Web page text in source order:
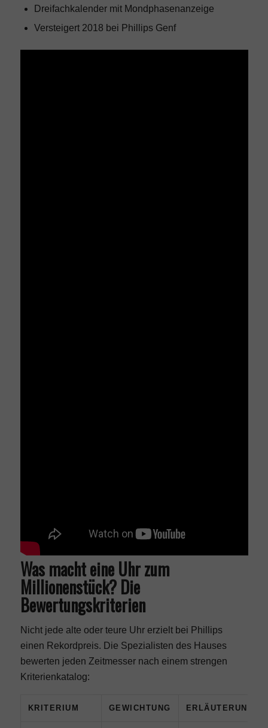
Dreifachkalender mit Mondphasenanzeige
Versteigert 2018 bei Phillips Genf
Was macht eine Uhr zum
Millionenstück? Die
Bewertungskriterien
Nicht jede alte oder teure Uhr erzielt bei Phillips
einen Rekordpreis. Die Spezialisten des Hauses
bewerten jeden Zeitmesser nach einem strengen
Kriterienkatalog:
KRITERIUM GEWICHTUNG ERLÄUTERUNG